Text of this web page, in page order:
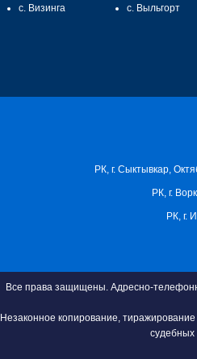
с. Визинга
с. Выльгорт
РК, г. Сыктывкар,
РК, г.
РК, г.
Все права защищены. Адресно-
Незаконное копирование,
судебных